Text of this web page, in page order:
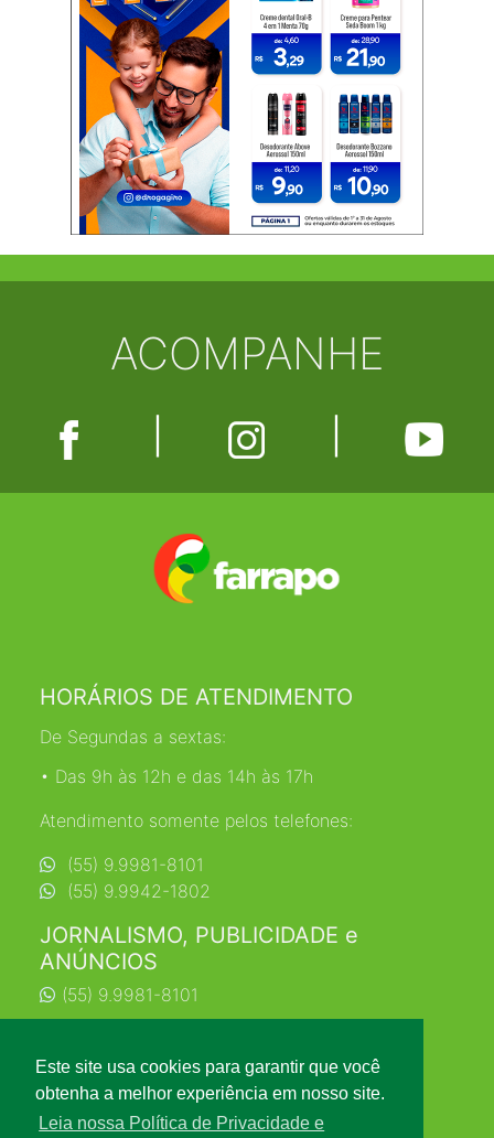
Este site usa cookies para garantir que você
obtenha a melhor experiência em nosso site.
Leia nossa Política de Privacidade e
ACOMPANHE
HORÁRIOS DE ATENDIMENTO
De Segundas a sextas:
• Das 9h às 12h e das 14h às 17h
Atendimento somente pelos telefones:
(55) 9.9981-8101
(55) 9.9942-1802
JORNALISMO, PUBLICIDADE e
ANÚNCIOS
(55) 9.9981-8101